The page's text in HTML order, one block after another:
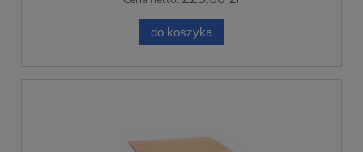
do koszyka